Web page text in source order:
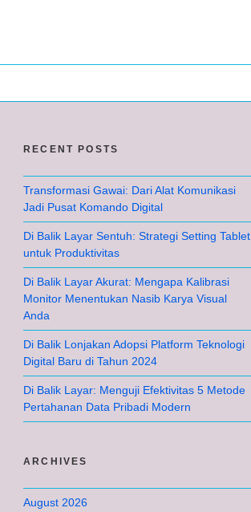
RECENT POSTS
Transformasi Gawai: Dari Alat Komunikasi
Jadi Pusat Komando Digital
Di Balik Layar Sentuh: Strategi Setting Tablet
untuk Produktivitas
Di Balik Layar Akurat: Mengapa Kalibrasi
Monitor Menentukan Nasib Karya Visual
Anda
Di Balik Lonjakan Adopsi Platform Teknologi
Digital Baru di Tahun 2024
Di Balik Layar: Menguji Efektivitas 5 Metode
Pertahanan Data Pribadi Modern
ARCHIVES
August 2026